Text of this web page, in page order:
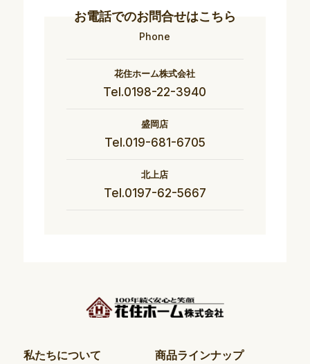
お電話でのお問合せはこちら
Phone
花住ホーム株式会社
Tel.0198-22-3940
盛岡店
Tel.019-681-6705
北上店
Tel.0197-62-5667
私たちについて 商品ラインナップ